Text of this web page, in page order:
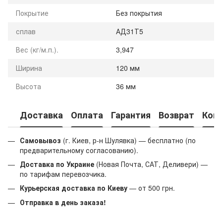
Покрытие
Без покрытия
сплав
АД31Т5
Вес (кг/м.п.).
3,947
Ширина
120 мм
Высота
36 мм
Доставка Оплата Гарантия Возврат
Самовывоз (г. Киев, р-н Шулявка) — бесплатно (по
предварительному согласованию).
Доставка по Украине (Новая Почта, САТ, Деливери) —
по тарифам перевозчика.
Курьерская доставка по Киеву — от 500 грн.
Отправка в день заказа!